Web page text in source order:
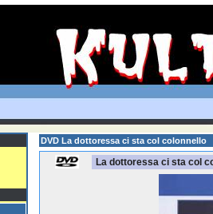
DVD La dottoressa ci sta col colonnello
La dottoressa ci sta col